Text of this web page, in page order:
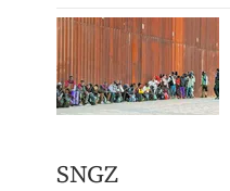
SNGZ